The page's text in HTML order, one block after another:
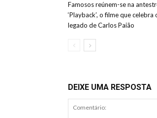
Famosos reúnem-se na
‘Playback’, o filme que celebra
legado de Carlos Paião
DEIXE UMA RESPOSTA